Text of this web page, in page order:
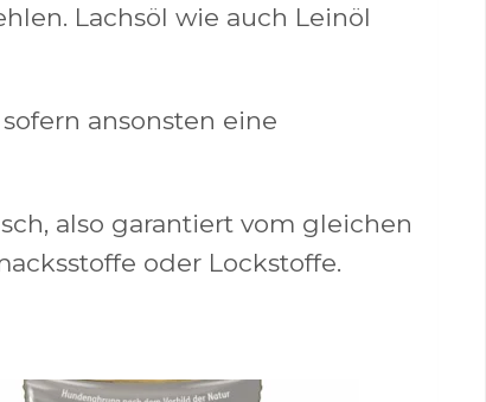
Lachsöl wie auch Leinöl
ansonsten eine
also garantiert vom gleichen
oder Lockstoffe.